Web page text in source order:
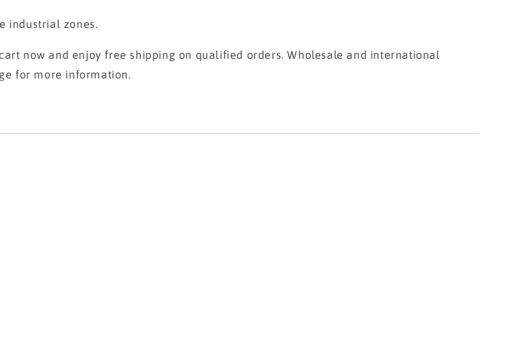
industrial zones.
now and enjoy free shipping on qualified orders. Wholesale and international
for more information.